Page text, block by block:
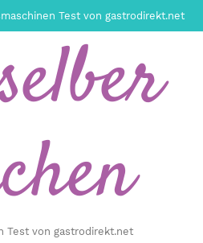
Test von gastrodirekt.net
Test von gastrodirekt.net